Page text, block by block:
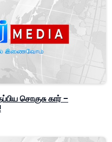
சொகுசு கார் –